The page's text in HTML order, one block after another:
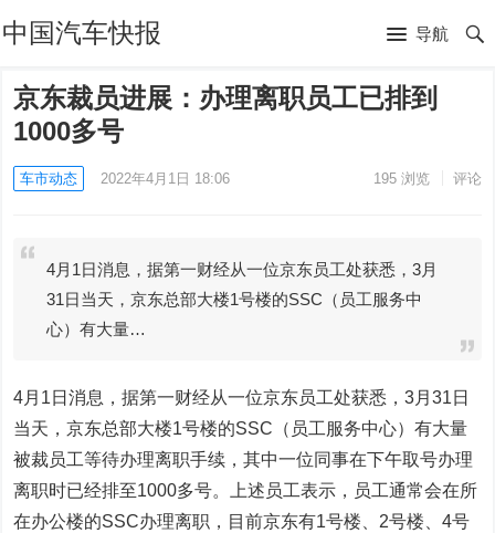
中国汽车快报 导航
京东裁员进展：办理离职员工已排到
1000多号
车市动态 2022年4月1日 18:06 195浏览 评论
4月1日消息，据第一财经从一位京东员工处获悉，3月
31日当天，京东总部大楼1号楼的SSC（员工服务中
心）有大量…
4月1日消息，据第一财经从一位京东员工处获悉，3月31日
当天，京东总部大楼1号楼的SSC（员工服务中心）有大量
被裁员工等待办理离职手续，其中一位同事在下午取号办理
离职时已经排至1000多号。上述员工表示，员工通常会在所
在办公楼的SSC办理离职，目前京东有1号楼、2号楼、4号